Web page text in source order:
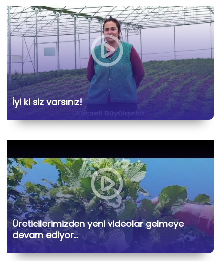
İyi ki siz varsınız!
Üreticilerimizden yeni videolar gelmeye
devam ediyor…